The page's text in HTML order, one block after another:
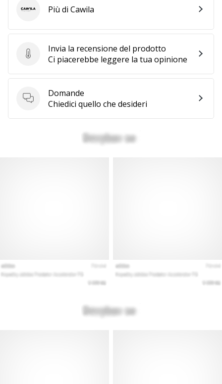
Invia la recensione del prodotto
Invia la recensione del prodotto
Ci piacerebbe leggere la tua opinione
Domande
Domande
Chiedici quello che desideri
CawilaPiù di Cawila